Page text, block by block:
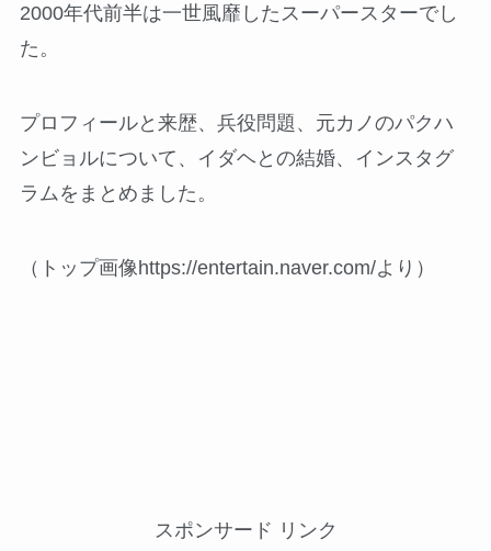
2000年代前半は一世風靡したスーパースターでし
た。
プロフィールと来歴、兵役問題、元カノのパクハ
ンビョルについて、イダヘとの結婚、インスタグ
ラムをまとめました。
（トップ画像https://entertain.naver.com/より）
スポンサード リンク